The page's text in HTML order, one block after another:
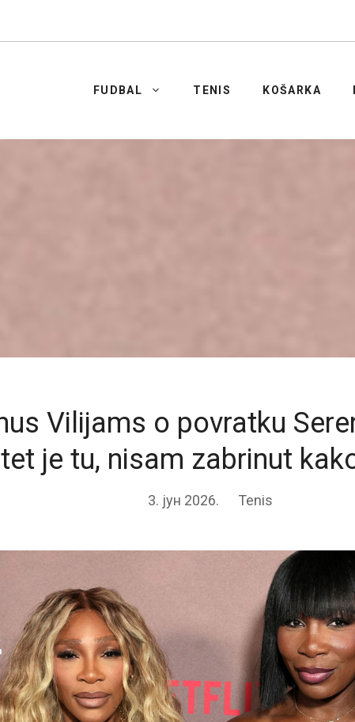
FUDBAL TENIS KOŠARKA
Vilijams o povratku
je tu, nisam zabrinut
3. јун 2026. Tenis